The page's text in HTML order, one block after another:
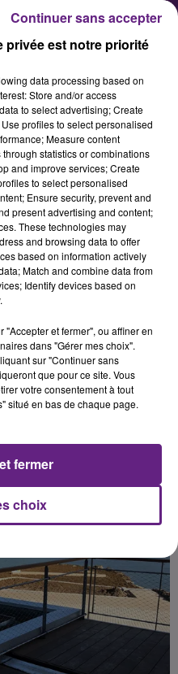
Dijon est-elle
?
signalés
Dijon des 25 et
de santé
Comté a
effectué en
le lac Kir.
Morgane Aigu
privée est notre priorité
data processing based on
Store and/or access
to select advertising; Create
profiles to select personalised
Measure content
statistics or combinations
and improve services; Create
to select personalised
Ensure security, prevent and
present advertising and content;
These technologies may
and browsing data to offer
based on information actively
Match and combine data from
Identify devices based on
et fermer", ou affiner en
dans "Gérer mes choix".
sur "Continuer sans
que pour ce site. Vous
votre consentement à tout
situé en bas de chaque page.
choix
fermer
Continuer sans accepter